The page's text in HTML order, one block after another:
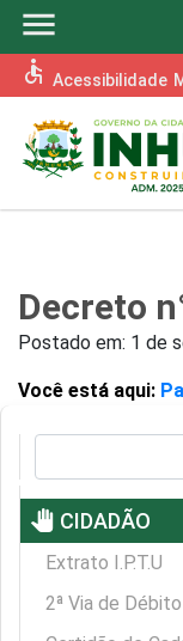
menu
accessible Acessibilidade
Decreto
Postado em: 1 de
Você está aqui:
pan_tool CIDADÃO
Extrato I.P.T.U
2ª Via de